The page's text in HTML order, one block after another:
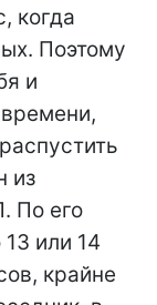
когда
Поэтому
и
из
По его
или 14
крайне